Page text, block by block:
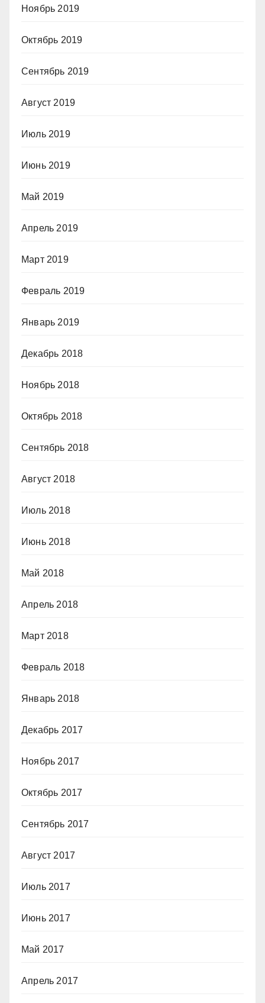
Ноябрь 2019
Октябрь 2019
Сентябрь 2019
Август 2019
Июль 2019
Июнь 2019
Май 2019
Апрель 2019
Март 2019
Февраль 2019
Январь 2019
Декабрь 2018
Ноябрь 2018
Октябрь 2018
Сентябрь 2018
Август 2018
Июль 2018
Июнь 2018
Май 2018
Апрель 2018
Март 2018
Февраль 2018
Январь 2018
Декабрь 2017
Ноябрь 2017
Октябрь 2017
Сентябрь 2017
Август 2017
Июль 2017
Июнь 2017
Май 2017
Апрель 2017